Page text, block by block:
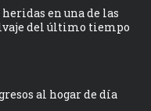
heridas en una de las
del último tiempo
al hogar de día